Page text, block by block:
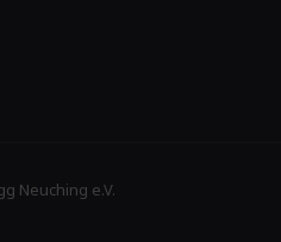
Neuching e.V.